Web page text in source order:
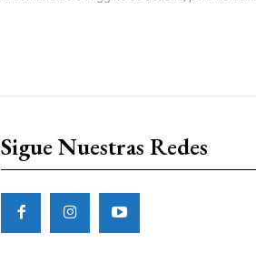
Sigue Nuestras Redes